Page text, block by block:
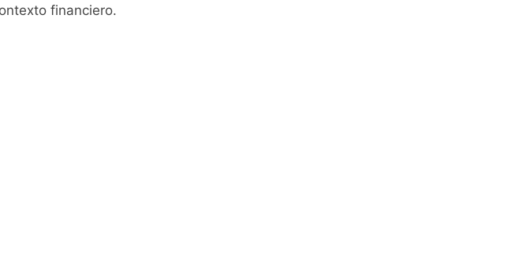
financiero.